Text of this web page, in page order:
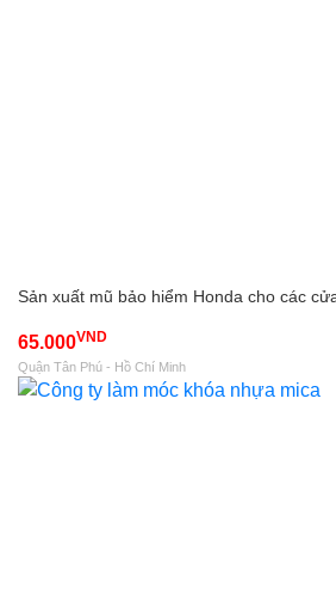
Sản xuất mũ bảo hiểm Honda cho các
65.000VND
Quận Tân Phú - Hồ Chí Minh